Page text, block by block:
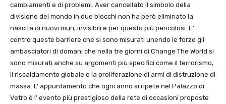
cambiamenti e di problemi. Aver cancellato il simbolo della
divisione del mondo in due blocchi non ha però eliminato la
nascita di nuovi muri, invisibili e per questo più pericolosi. E’
contro queste barriere che si sono misurati unendo le forze gli
ambasciatori di domani che nella tre giorni di Change The World si
sono misurati anche su argomenti più specifici come il terrorismo,
il riscaldamento globale e la proliferazione di armi di distruzione di
massa. L’ appuntamento che ogni anno si ripete nel Palazzo di
Vetro è l’ evento più prestigioso della rete di occasioni proposte